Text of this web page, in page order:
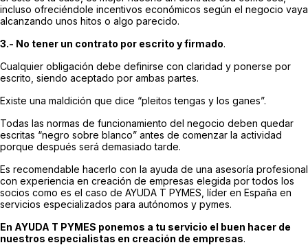
incluso ofreciéndole incentivos económicos según el negocio vaya
alcanzando unos hitos o algo parecido.
3.- No tener un contrato por escrito y firmado.
Cualquier obligación debe definirse con claridad y ponerse por
escrito, siendo aceptado por ambas partes.
Existe una maldición que dice “pleitos tengas y los ganes”.
Todas las normas de funcionamiento del negocio deben quedar
escritas “negro sobre blanco” antes de comenzar la actividad
porque después será demasiado tarde.
Es recomendable hacerlo con la ayuda de una asesoría profesional
con experiencia en creación de empresas elegida por todos los
socios como es el caso de AYUDA T PYMES, líder en España en
servicios especializados para autónomos y pymes.
En AYUDA T PYMES ponemos a tu servicio el buen hacer de
nuestros especialistas en creación de empresas.